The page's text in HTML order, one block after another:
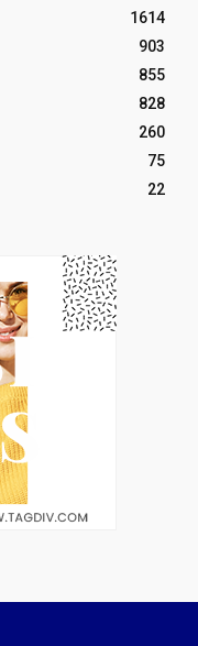
1614
903
855
828
260
75
22